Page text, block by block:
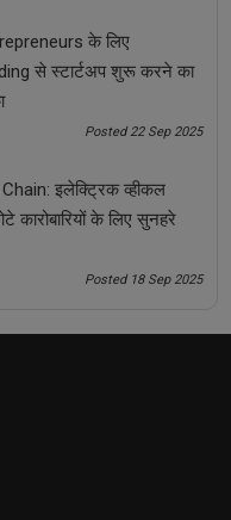
के लिए
से स्टार्टअप शुरू करने का
Posted 22 Sep 2025
इलेक्ट्रिक व्हीकल
कारोबारियों के लिए सुनहरे
Posted 18 Sep 2025